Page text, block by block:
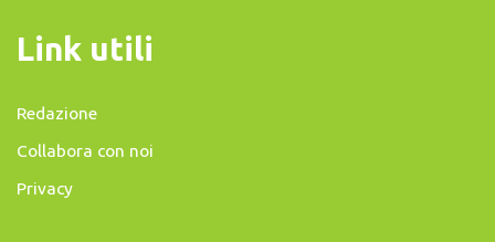
Link utili
Redazione
Collabora con noi
Privacy